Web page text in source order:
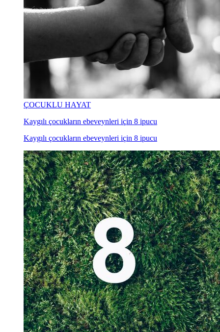
ÇOCUKLU HAYAT
Kaygılı çocukların ebeveynleri için 8 ipucu
Kaygılı çocukların ebeveynleri için 8 ipucu